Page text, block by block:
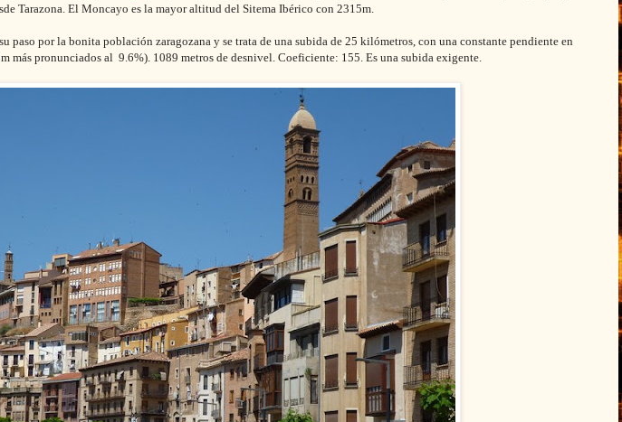
Tarazona. El Moncayo es la mayor altitud del Sitema Ibérico con 2315m.
paso por la bonita población zaragozana y se trata de una subida de 25 kilómetros, con una constante pendiente en
más pronunciados al 9.6%). 1089 metros de desnivel. Coeficiente: 155. Es una subida exigente.